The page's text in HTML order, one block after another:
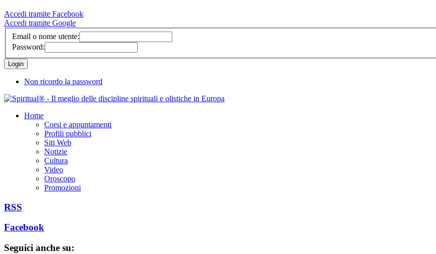
Accedi tramite Facebook
Accedi tramite Google
Email o nome utente:
Password:
Non ricordo la password
Home
Corsi e appuntamenti
Profili pubblici
Siti Web
Notizie
Cultura
Video
Oroscopo
Promozioni
RSS
Facebook
Seguici anche su: